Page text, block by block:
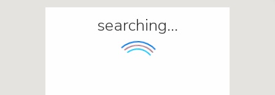
searching...